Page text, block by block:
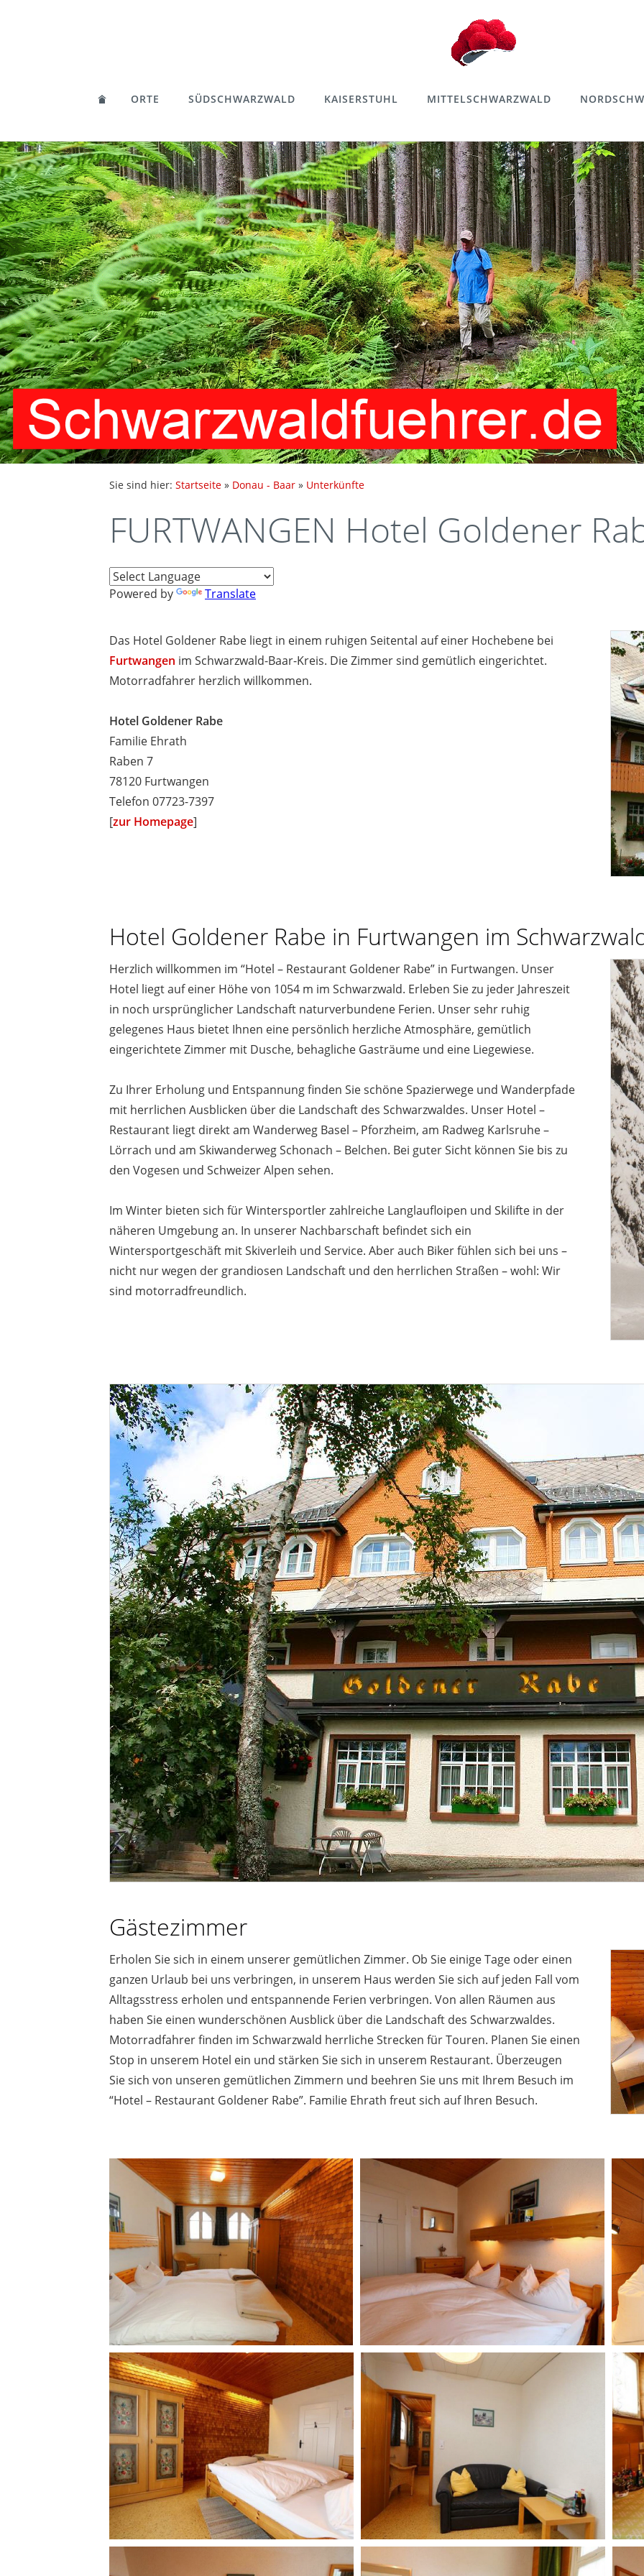
ORTE SÜDSCHWARZWALD KAISERSTUHL MITTELSCHWARZWALD
Sie sind hier: Startseite » Donau - Baar » Unterkünfte
FURTWANGEN Hotel Goldener
Powered by Translate
Das Hotel Goldener Rabe liegt in einem ruhigen Seitental auf einer Hochebene bei
Furtwangen im Schwarzwald-Baar-Kreis. Die Zimmer sind gemütlich eingerichtet.
Motorradfahrer herzlich willkommen.
Hotel Goldener Rabe
Familie Ehrath
Raben 7
78120 Furtwangen
Telefon 07723-7397
[zur Homepage]
Hotel Goldener Rabe in Furtwangen im
Herzlich willkommen im “Hotel – Restaurant Goldener Rabe” in Furtwangen. Unser
Hotel liegt auf einer Höhe von 1054 m im Schwarzwald. Erleben Sie zu jeder Jahreszeit
in noch ursprünglicher Landschaft naturverbundene Ferien. Unser sehr ruhig
gelegenes Haus bietet Ihnen eine persönlich herzliche Atmosphäre, gemütlich
eingerichtete Zimmer mit Dusche, behagliche Gasträume und eine Liegewiese.
Zu Ihrer Erholung und Entspannung finden Sie schöne Spazierwege und Wanderpfade
mit herrlichen Ausblicken über die Landschaft des Schwarzwaldes. Unser Hotel –
Restaurant liegt direkt am Wanderweg Basel – Pforzheim, am Radweg Karlsruhe –
Lörrach und am Skiwanderweg Schonach – Belchen. Bei guter Sicht können Sie bis zu
den Vogesen und Schweizer Alpen sehen.
Im Winter bieten sich für Wintersportler zahlreiche Langlaufloipen und Skilifte in der
näheren Umgebung an. In unserer Nachbarschaft befindet sich ein
Wintersportgeschäft mit Skiverleih und Service. Aber auch Biker fühlen sich bei uns –
nicht nur wegen der grandiosen Landschaft und den herrlichen Straßen – wohl: Wir
sind motorradfreundlich.
Gästezimmer
Erholen Sie sich in einem unserer gemütlichen Zimmer. Ob Sie einige Tage oder einen
ganzen Urlaub bei uns verbringen, in unserem Haus werden Sie sich auf jeden Fall vom
Alltagsstress erholen und entspannende Ferien verbringen. Von allen Räumen aus
haben Sie einen wunderschönen Ausblick über die Landschaft des Schwarzwaldes.
Motorradfahrer finden im Schwarzwald herrliche Strecken für Touren. Planen Sie einen
Stop in unserem Hotel ein und stärken Sie sich in unserem Restaurant. Überzeugen
Sie sich von unseren gemütlichen Zimmern und beehren Sie uns mit Ihrem Besuch im
“Hotel – Restaurant Goldener Rabe”. Familie Ehrath freut sich auf Ihren Besuch.